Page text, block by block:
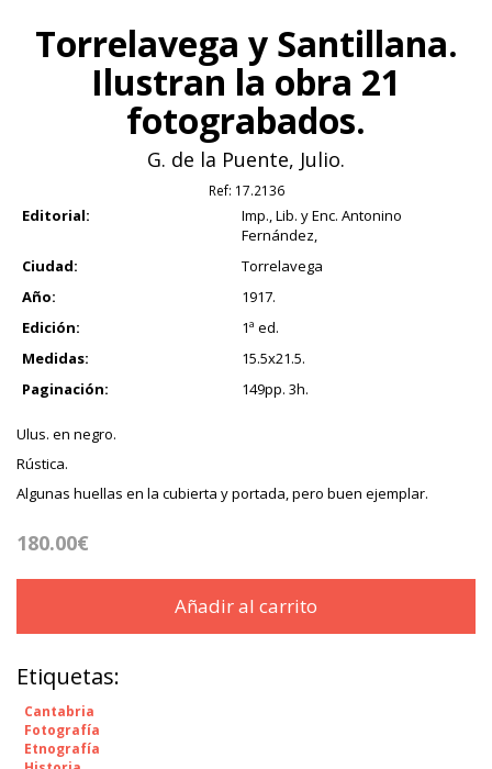
Torrelavega y Santillana.
Ilustran la obra 21
fotograbados.
G. de la Puente, Julio.
Ref: 17.2136
Editorial:
Imp., Lib. y Enc. Antonino
Fernández,
Ciudad:
Torrelavega
Año:
1917.
Edición:
1ª ed.
Medidas:
15.5x21.5.
Paginación:
149pp. 3h.
Ulus. en negro.
Rústica.
Algunas huellas en la cubierta y portada, pero buen ejemplar.
180.00€
Añadir al carrito
Etiquetas:
Cantabria
Fotografía
Etnografía